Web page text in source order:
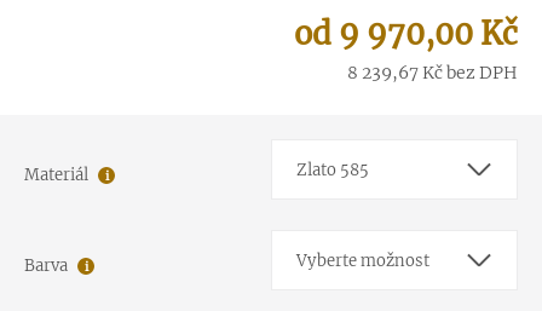
9 970,00 Kč
8 239,67Kčbez DPH
Materiál Zlato 585
Barva Vyberte možnost